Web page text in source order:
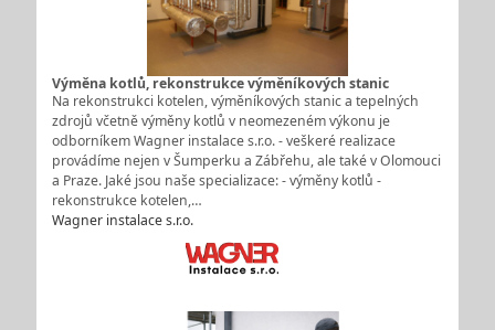
Výměna kotlů, rekonstrukce výměníkových stanic
Na rekonstrukci kotelen, výměníkových stanic a tepelných
zdrojů včetně výměny kotlů v neomezeném výkonu je
odborníkem Wagner instalace s.r.o. - veškeré realizace
provádíme nejen v Šumperku a Zábřehu, ale také v Olomouci
a Praze. Jaké jsou naše specializace: - výměny kotlů -
rekonstrukce kotelen,…
Wagner instalace s.r.o.